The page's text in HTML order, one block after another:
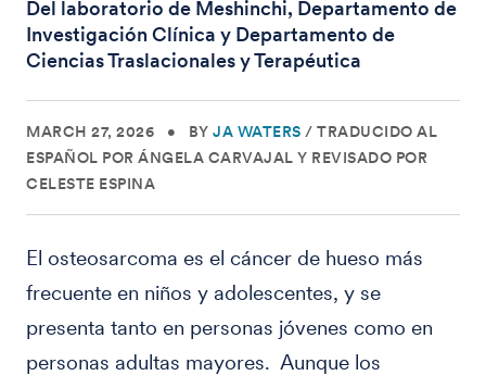
Del laboratorio de Meshinchi, Departamento de
Investigación Clínica y Departamento de
Ciencias Traslacionales y Terapéutica
MARCH 27, 2026 • BY JA WATERS / TRADUCIDO AL
ESPAÑOL POR ÁNGELA CARVAJAL Y REVISADO POR
CELESTE ESPINA
El osteosarcoma es el cáncer de hueso más
frecuente en niños y adolescentes, y se
presenta tanto en personas jóvenes como en
personas adultas mayores. Aunque los